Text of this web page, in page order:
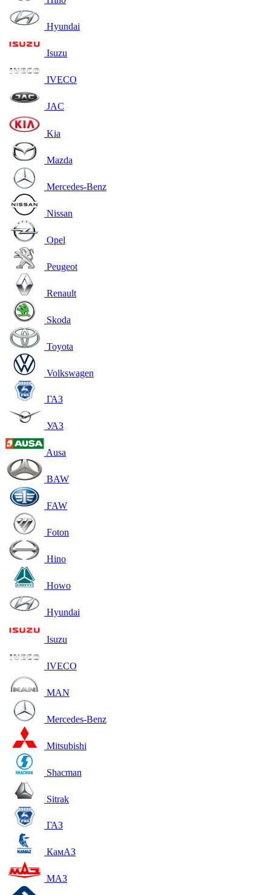
Hyundai
Isuzu
IVECO
JAC
Kia
Mazda
Mercedes-Benz
Nissan
Opel
Peugeot
Renault
Skoda
Toyota
Volkswagen
ГАЗ
УАЗ
Ausa
BAW
FAW
Foton
Hino
Howo
Hyundai
Isuzu
IVECO
MAN
Mercedes-Benz
Mitsubishi
Shacman
Sitrak
ГАЗ
КамАЗ
МАЗ